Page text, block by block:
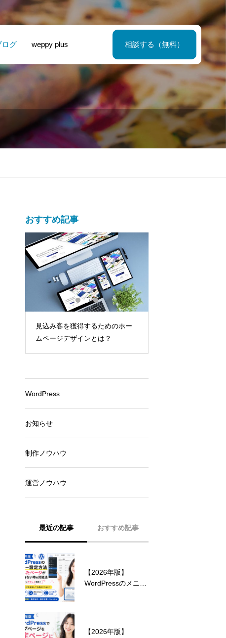
ログ weppy plus 相談する（無料）
壇・仏具の販売
のホームページ
作りました
外国人材コンサ
タント様 – ホー
ページ
欧デザインの3つ
魅力を解き明か
！デザイナーが
見込み客を獲得
るためのホーム
ージデザインと
おすすめ記事
見込み客を獲得するためのホー
ムページデザインとは？
WordPress
お知らせ
制作ノウハウ
運営ノウハウ
最近の記事 おすすめ記事
【2026年版】
WordPressのメニュ
【2026年版】
ランサーズ ランキン
グ 2024 受賞のお知
見込み客を獲得する